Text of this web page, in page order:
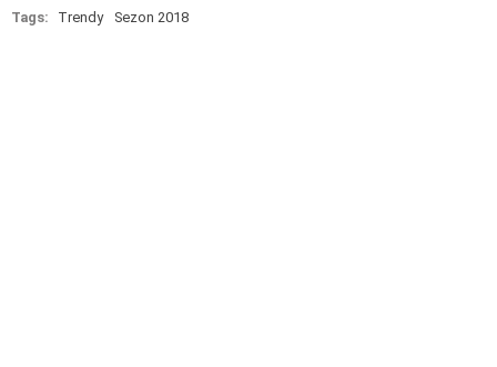
Tags: Trendy Sezon 2018